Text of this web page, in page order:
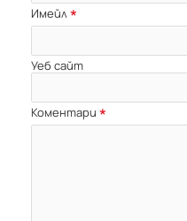
Имейл
Уеб сайт
Коментари